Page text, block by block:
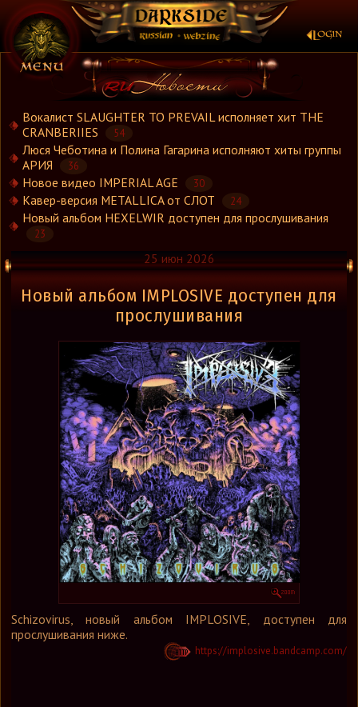
×
Новости.Рус
Видео
Концерты
Группы
Рецензии
Интервью
Стили
Графика
Форум
Ссылки
Контакты
Вокалист SLAUGHTER TO PREVAIL исполняет хит THE
CRANBERIIES
54
Люся Чеботина и Полина Гагарина исполняют хиты группы
АРИЯ
36
Новое видео IMPERIAL AGE 30
Кавер-версия METALLICA от СЛОТ 24
Новый альбом HEXELWIR доступен для прослушивания
23
25 июн 2026
Новый альбом IMPLOSIVE доступен для
прослушивания
Schizovirus, новый альбом IMPLOSIVE, доступен для
прослушивания ниже.
https://implosive.bandcamp.com/